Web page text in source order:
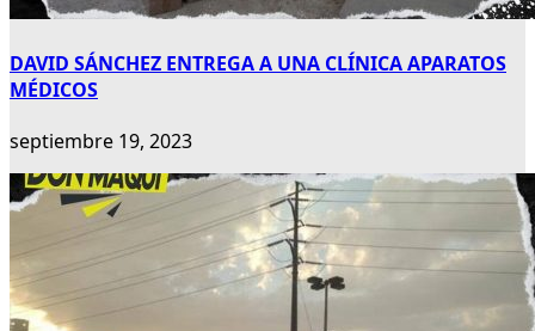
DAVID SÁNCHEZ ENTREGA A UNA CLÍNICA APARATOS
MÉDICOS
septiembre 19, 2023